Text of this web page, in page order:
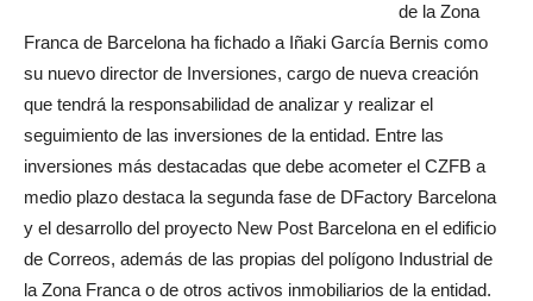
de la Zona
Franca de Barcelona ha fichado a Iñaki García Bernis como
su nuevo director de Inversiones, cargo de nueva creación
que tendrá la responsabilidad de analizar y realizar el
seguimiento de las inversiones de la entidad. Entre las
inversiones más destacadas que debe acometer el CZFB a
medio plazo destaca la segunda fase de DFactory Barcelona
y el desarrollo del proyecto New Post Barcelona en el edificio
de Correos, además de las propias del polígono Industrial de
la Zona Franca o de otros activos inmobiliarios de la entidad.